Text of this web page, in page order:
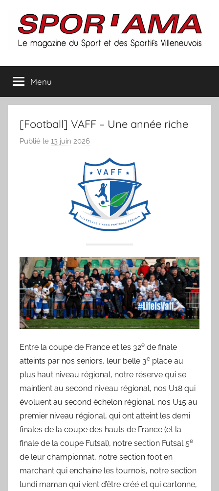
contenu
Spor'ama
le
magazine
sportifs
villeneuvois
Menu
[Football] VAFF – Une année riche
Publié le 13 juin 2026
r
S
o
r
'
m
a
Entre la coupe de France et les 32e de finale
atteints par nos seniors, leur belle 3e place au
plus haut niveau régional, notre réserve qui se
maintient au second niveau régional, nos U18 qui
évoluent au second échelon régional, nos U15 au
premier niveau régional, qui ont atteint les demi
finales de la coupe des hauts de France (et la
finale de la coupe Futsal), notre section Futsal 5e
de leur championnat, notre section foot en
marchant qui enchaine les tournois, notre section
lundi maman qui vient d’être créé et qui cartonne,